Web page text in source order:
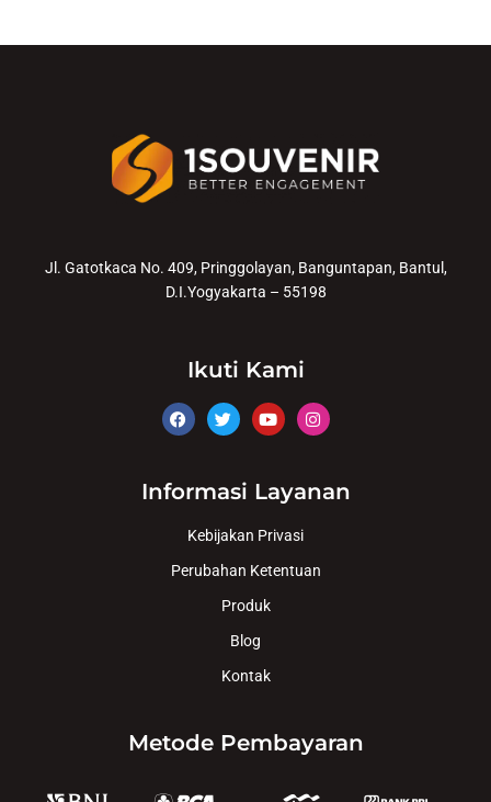
Jl. Gatotkaca No. 409, Pringgolayan, Banguntapan, Bantul,
D.I.Yogyakarta – 55198
Ikuti Kami
Informasi Layanan
Kebijakan Privasi
Perubahan Ketentuan
Produk
Blog
Kontak
Metode Pembayaran